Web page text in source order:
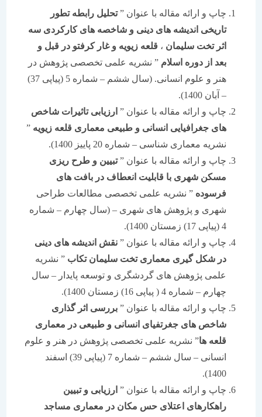
چاپ و ارائه مقاله با عنوان ”تحلیل رابطه تطور
تاریخی اندیشه های دینی و شاخصه های کارکردی سه
اثر تخت سلیمان،قلعه زیویه و غار کرفتو در قبل و
بعد از دوره اسلام ” نشریه علمی تخصصی پژوهش در
هنر و علوم انسانی. (سال ششم – شماره 5 (پیاپی 37)
– آبان 1400).
چاپ و ارائه مقاله با عنوان ”ارزیابی تاثیرات شاخص
های جغرافیایی انسانی و طبیعی معماری قلعه زیویه ”
نشریه معماری شناسی – شماره 20 پاییز 1400).
چاپ و ارائه مقاله با عنوان ”تبیین و طرح ریزی
مسکن شهری با قابلیت انعطاف در بافت های
فرسوده” نشریه علمی تخصصی مطالعات طراحی
شهری و پژوهش های شهری – (سال چهارم – شماره
چاپ و ارائه مقاله با عنوان ”نقش اندیشه های دینی
در شکل گیری معماری تخت سلیمان تکاب ” نشریه
علمی پژوهش های گردشگری و توسعه پایدار – سال
چهارم – شماره 4 ( پیاپی 16) زمستان 1400).
چاپ و ارائه مقاله با عنوان ”بررسی اثر گذاری
شاخص های جغرتفیای انسانی و طبیعی در معماری
قلعه ها” نشریه علمی تخصصی پژوهش در هنر و علوم
انسانی – سال ششم – شماره 7 (پیاپی 39) اسفند
چاپ و ارائه مقاله با عنوان ”ارزیابی و تبیین
راهکارهای اعتلای حس مکان در معماری مساجد